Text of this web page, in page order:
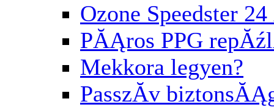
Ozone Speedster
PĂĄros PPG
Mekkora legyen?
PasszĂ­v